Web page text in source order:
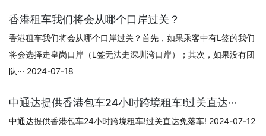
香港租车我们将会从哪个口岸过关？
香港租车我们将会从哪个口岸过关？首先，如果乘客中有L签的我们
将会选择走皇岗口岸（L签无法走深圳湾口岸）；其次，如果没有团
队··· 2024-07-18
中通达提供香港包车24小时跨境租车!过关直达···
中通达提供香港包车24小时跨境租车!过关直达免落车! 2024-07-12